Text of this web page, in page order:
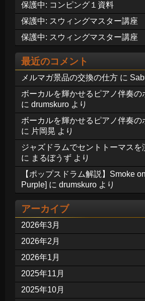
保護中: コンピング１資料
保護中: スウィングマスター講座
保護中: スウィングマスター講座
最近のコメント
メルマガ景品の交換の仕方 に
ボーカルを輝かせるピアノ伴奏の
に drumskuro より
ボーカルを輝かせるピアノ伴奏の
に 片岡晃 より
ジャズドラムでセントトーマスを
に まるぼうず より
【ポップスドラム解説】Smoke
Purple] に drumskuro より
アーカイブ
2026年3月
2026年2月
2026年1月
2025年11月
2025年10月